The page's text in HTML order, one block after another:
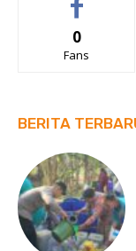
0
Fans
BERITA